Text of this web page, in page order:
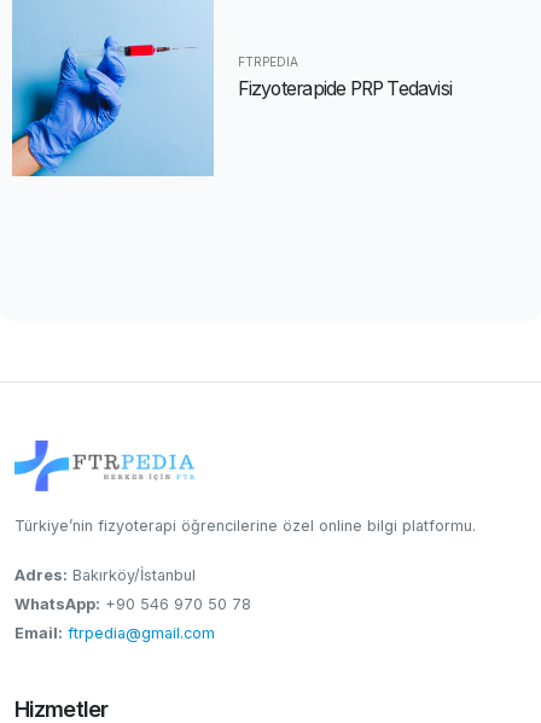
FTRPEDIA
Fizyoterapide PRP Tedavisi
Türkiye’nin fizyoterapi öğrencilerine özel online bilgi platformu.
Adres: Bakırköy/İstanbul
WhatsApp: +90 546 970 50 78
Email: ftrpedia@gmail.com
Hizmetler